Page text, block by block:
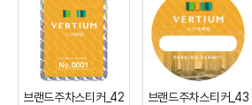
브랜드주차스티커_42 브랜드주차스티커_43